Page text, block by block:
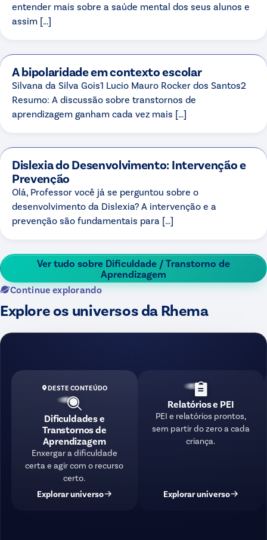
entender mais sobre a saúde mental dos seus alunos e
assim […]
A bipolaridade em contexto escolar
Silvana da Silva Gois1 Lucio Mauro Rocker dos Santos2
Resumo: A discussão sobre transtornos de
aprendizagem ganham cada vez mais […]
Dislexia do Desenvolvimento: Intervenção e
Prevenção
Olá, Professor você já se perguntou sobre o
desenvolvimento da Dislexia? A intervenção e a
prevenção são fundamentais para […]
Ver tudo sobre Dificuldade / Transtorno de
Aprendizagem
Continue explorando
Explore os universos da Rhema
DESTE CONTEÚDO
Dificuldades e
Transtornos de
Aprendizagem
Enxergar a dificuldade
certa e agir com o recurso
certo.
Explorar universo
Relatórios e PEI
PEI e relatórios prontos,
sem partir do zero a cada
criança.
Explorar universo